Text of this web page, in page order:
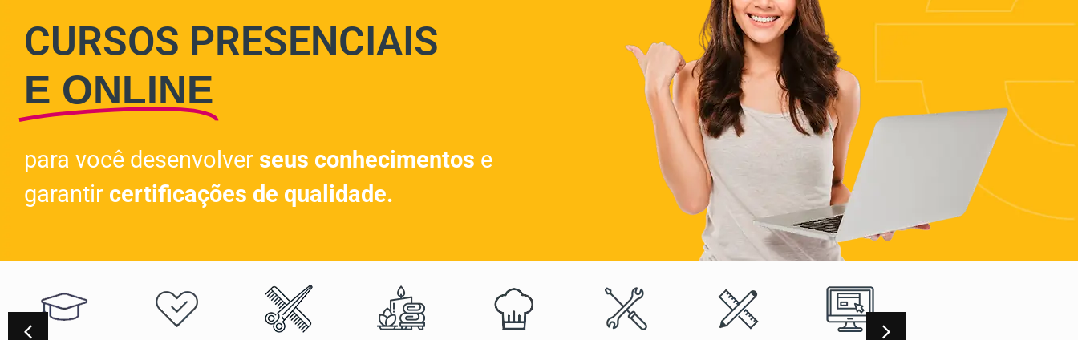
CURSOS PRESENCIAIS
E ONLINE
para você desenvolver seus conhecimentos e
garantir certificações de qualidade.